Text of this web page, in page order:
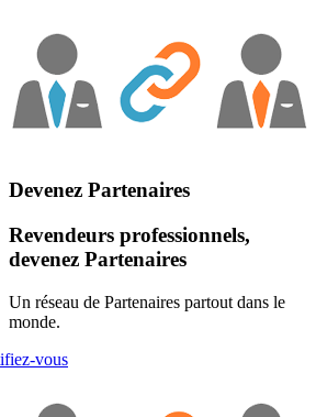
Devenez Partenaires
Revendeurs professionnels,
devenez Partenaires
Un réseau de Partenaires partout dans le
monde.
vous